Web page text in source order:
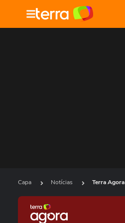
Capa Notícias Terra Agora